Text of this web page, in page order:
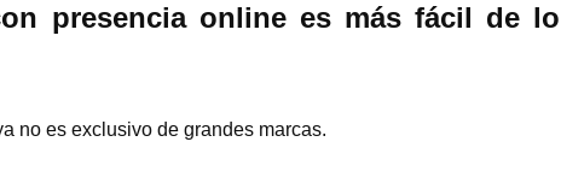
presencia online es más fácil de lo
no es exclusivo de grandes marcas.